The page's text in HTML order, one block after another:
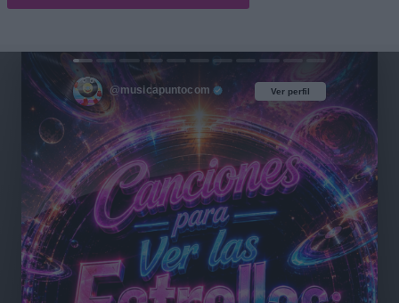
Ver perfil
@musicapuntocom Ver perfil